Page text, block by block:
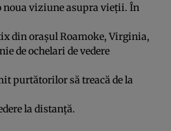
noua viziune asupra vieţii. În
din oraşul Roamoke, Virginia,
de ochelari de vedere
purtătorilor să treacă de la
la distanţă.